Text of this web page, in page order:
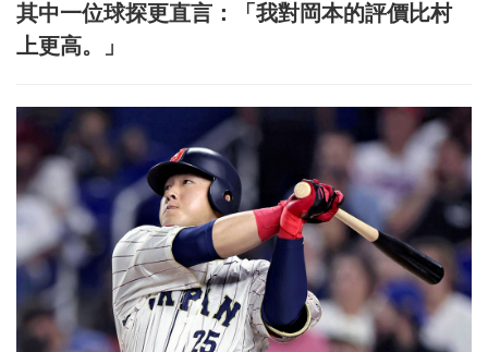
其中一位球探更直言：「我對岡本的評價比村
上更高。」